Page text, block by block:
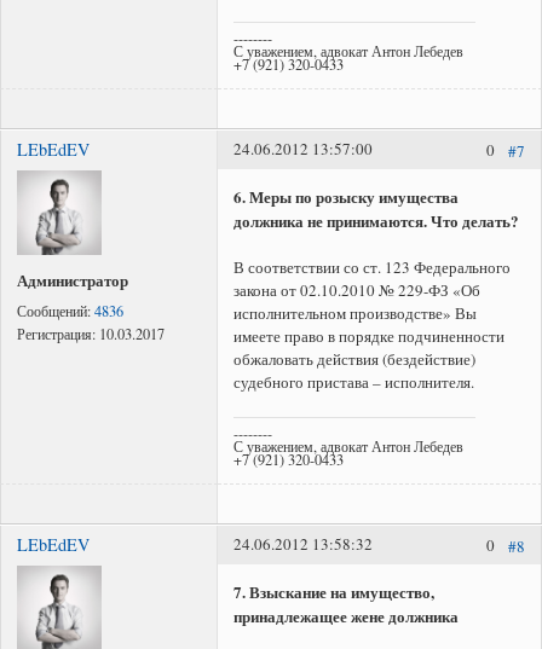
--------
С уважением, адвокат Антон Лебедев
+7 (921) 320-0433
LEbEdEV
Администратор
Сообщений:4836
Регистрация: 10.03.2017
#7
0
24.06.2012 13:57:00
6. Меры по розыску имущества
должника не принимаются. Что делать?
В соответствии со ст. 123 Федерального
закона от 02.10.2010 № 229-ФЗ «Об
исполнительном производстве» Вы
имеете право в порядке подчиненности
обжаловать действия (бездействие)
судебного пристава – исполнителя.
--------
С уважением, адвокат Антон Лебедев
+7 (921) 320-0433
LEbEdEV #8
0
24.06.2012 13:58:32
7. Взыскание на имущество,
принадлежащее жене должника